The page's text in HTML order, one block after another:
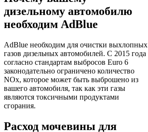
дизельному автомобилю
необходим AdBlue
AdBlue необходим для очистки выхлопных
газов дизельных автомобилей. С 2015 года
согласно стандартам выбросов Euro 6
законодательно ограничено количество
NOx, которое может быть выброшено из
вашего автомобиля, так как эти газы
являются токсичными продуктами
сгорания.
Расход мочевины для